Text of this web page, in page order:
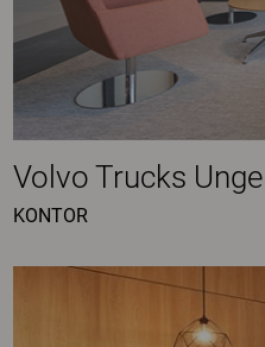
Volvo Trucks
KONTOR